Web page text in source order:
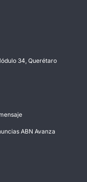
34, Querétaro
ABN Avanza